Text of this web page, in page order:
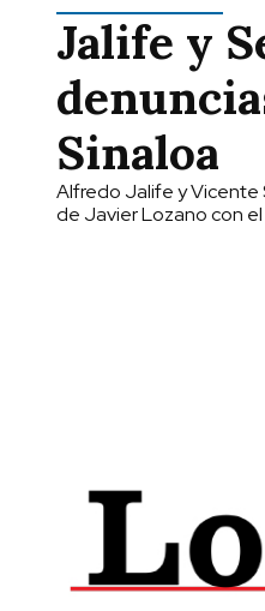
Jalife y
Sinaloa
Alfredo Jalife y Vicente
de Javier Lozano con